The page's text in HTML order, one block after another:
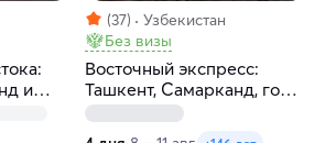
и
(37)
Узбекистан
Без визы
Восточный экспресс:
Ташкент, Самарканд, горы,
Чимган за 4 дня